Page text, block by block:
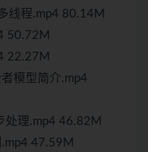
线程.mp4 80.14M
50.72M
22.27M
模型简介.mp4
处理.mp4 46.82M
47.59M